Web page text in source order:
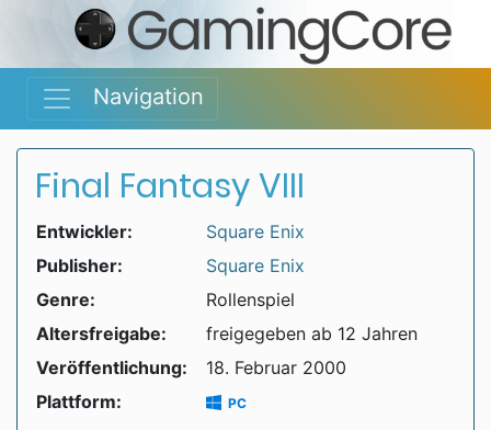
Navigation
Final Fantasy VIII
Entwickler:
Square Enix
Publisher:
Square Enix
Genre:
Rollenspiel
Altersfreigabe:
freigegeben ab 12 Jahren
Veröffentlichung:
18. Februar 2000
Plattform:
PC